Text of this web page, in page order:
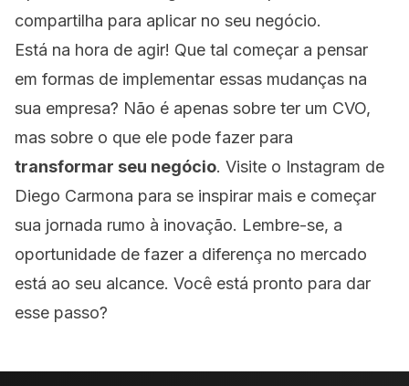
compartilha para aplicar no seu negócio.
Está na hora de agir! Que tal começar a pensar
em formas de implementar essas mudanças na
sua empresa? Não é apenas sobre ter um CVO,
mas sobre o que ele pode fazer para
transformar seu negócio. Visite o Instagram de
Diego Carmona para se inspirar mais e começar
sua jornada rumo à inovação. Lembre-se, a
oportunidade de fazer a diferença no mercado
está ao seu alcance. Você está pronto para dar
esse passo?